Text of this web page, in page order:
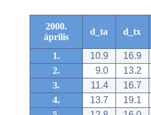
2000.
április
d_ta d_tx
1. 10.9
16.9
2.
9.0
13.2
3.
11.4
16.7
4.
13.7
19.1